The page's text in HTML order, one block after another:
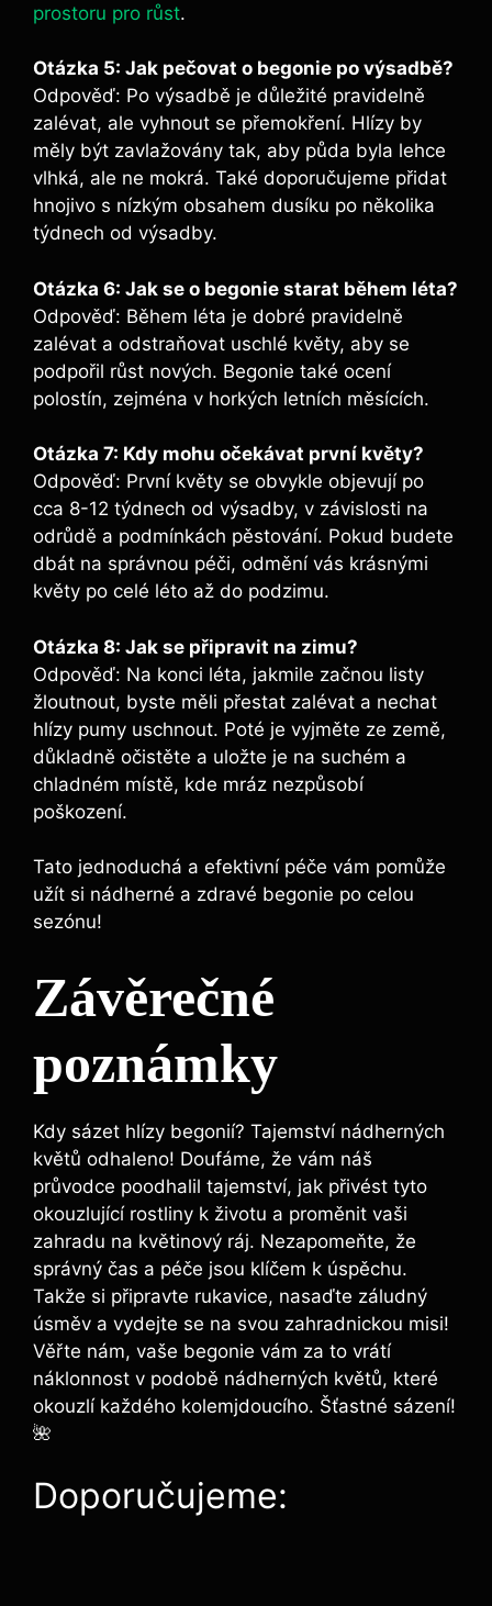
prostoru pro růst.
Otázka 5: Jak pečovat o begonie po výsadbě?
Odpověď: Po výsadbě je důležité pravidelně
zalévat, ale vyhnout se přemokření. Hlízy by
měly být zavlažovány tak, aby půda byla lehce
vlhká, ale ne mokrá. Také doporučujeme přidat
hnojivo s nízkým obsahem dusíku po několika
týdnech od výsadby.
Otázka 6: Jak se o begonie starat během léta?
Odpověď: Během léta je dobré pravidelně
zalévat a odstraňovat uschlé květy, aby se
podpořil růst nových. Begonie také ocení
polostín, zejména v horkých letních měsících.
Otázka 7: Kdy mohu očekávat první květy?
Odpověď: První květy se obvykle objevují po
cca 8-12 týdnech od výsadby, v závislosti na
odrůdě a podmínkách pěstování. Pokud budete
dbát na správnou péči, odmění vás krásnými
květy po celé léto až do podzimu.
Otázka 8: Jak se připravit na zimu?
Odpověď: Na konci léta, jakmile začnou listy
žloutnout, byste měli přestat zalévat a nechat
hlízy pumy uschnout. Poté je vyjměte ze země,
důkladně očistěte a uložte je na suchém a
chladném místě, kde mráz nezpůsobí
poškození.
Tato jednoduchá a efektivní péče vám pomůže
užít si nádherné a zdravé begonie po celou
sezónu!
Závěrečné
poznámky
Kdy sázet hlízy begonií? Tajemství nádherných
květů odhaleno! Doufáme, že vám náš
průvodce poodhalil tajemství, jak přivést tyto
okouzlující rostliny k životu a proměnit vaši
zahradu na květinový ráj. Nezapomeňte, že
správný čas a péče jsou klíčem k úspěchu.
Takže si připravte rukavice, nasaďte záludný
úsměv a vydejte se na svou zahradnickou misi!
Věřte nám, vaše begonie vám za to vrátí
náklonnost v podobě nádherných květů, které
okouzlí každého kolemjdoucího. Šťastné sázení!
🌺
Doporučujeme: